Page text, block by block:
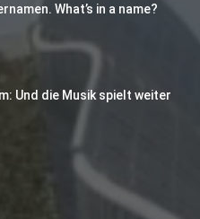
What’s in a name?
Und die Musik spielt weiter